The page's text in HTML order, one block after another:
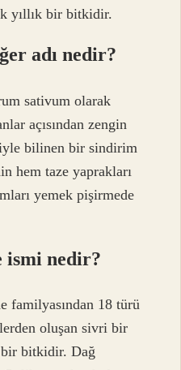
yıllık bir bitkidir.
adı nedir?
sativum olarak
açısından zengin
bilinen bir sindirim
hem taze yaprakları
yemek pişirmede
ismi nedir?
familyasından 18 türü
oluşan sivri bir
bir bitkidir. Dağ